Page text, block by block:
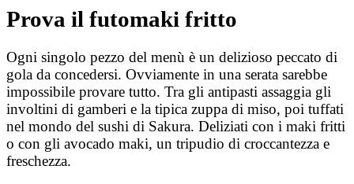
Prova il futomaki fritto
Ogni singolo pezzo del menù è un delizioso peccato di
gola da concedersi. Ovviamente in una serata sarebbe
impossibile provare tutto. Tra gli antipasti assaggia gli
involtini di gamberi e la tipica zuppa di miso, poi tuffati
nel mondo del sushi di Sakura. Deliziati con i maki fritti
o con gli avocado maki, un tripudio di croccantezza e
freschezza.